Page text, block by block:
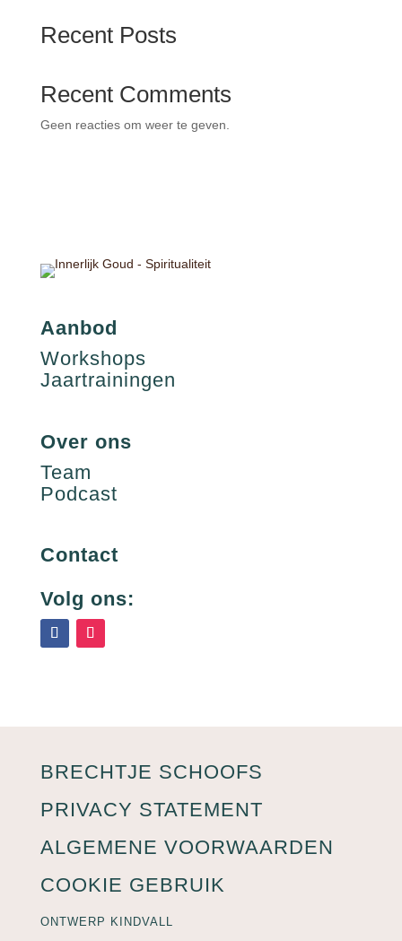
Recent Posts
Recent Comments
Geen reacties om weer te geven.
Aanbod
Workshops
Jaartrainingen
Over ons
Team
Podcast
Contact
Volg ons:
BRECHTJE SCHOOFS
PRIVACY STATEMENT
ALGEMENE VOORWAARDEN
COOKIE GEBRUIK
ONTWERP KINDVALL